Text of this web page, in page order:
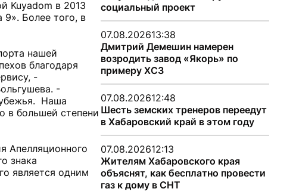
Kuyadom в 2013
Более того, в
нашей
благодаря
-
-
Наша
в большей степени
Апелляционного
знака
является одним
социальный проект
07.08.202613:38
Дмитрий Демешин намерен
возродить завод «Якорь» по
примеру ХСЗ
07.08.202612:48
Шесть земских тренеров переедут
в Хабаровский край в этом году
07.08.202612:13
Жителям Хабаровского края
объяснят, как бесплатно провести
газ к дому в СНТ